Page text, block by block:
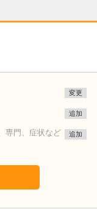
変更
追加
専門、症状など
追加